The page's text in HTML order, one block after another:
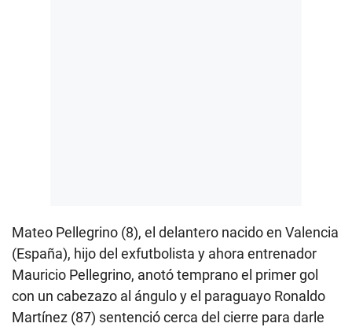
Mateo Pellegrino (8), el delantero nacido en Valencia
(España), hijo del exfutbolista y ahora entrenador
Mauricio Pellegrino, anotó temprano el primer gol
con un cabezazo al ángulo y el paraguayo Ronaldo
Martínez (87) sentenció cerca del cierre para darle